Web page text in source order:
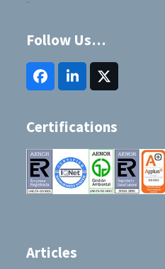
Follow Us…
FacebookLinkedInTwitter
Certifications
Articles